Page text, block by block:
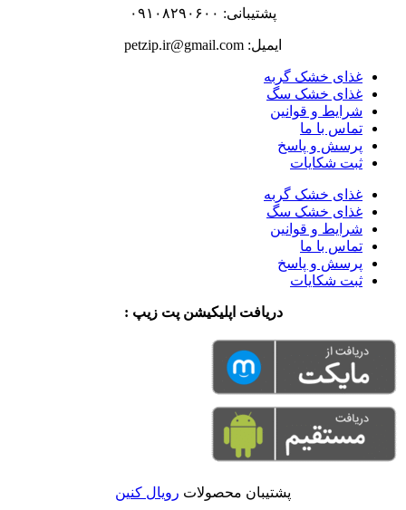
پشتیبانی: ۰۹۱۰۸۲۹۰۶۰۰
ایمیل: petzip.ir@gmail.com
غذای خشک گربه
غذای خشک سگ
شرایط و قوانین
تماس با ما
پرسش و پاسخ
ثبت شکایات
غذای خشک گربه
غذای خشک سگ
شرایط و قوانین
تماس با ما
پرسش و پاسخ
ثبت شکایات
دریافت اپلیکیشن پت زیپ :
پشتیبان محصولات رویال کنین